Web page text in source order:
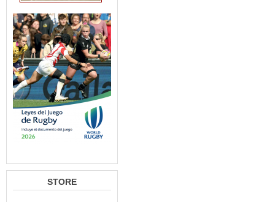
STORE